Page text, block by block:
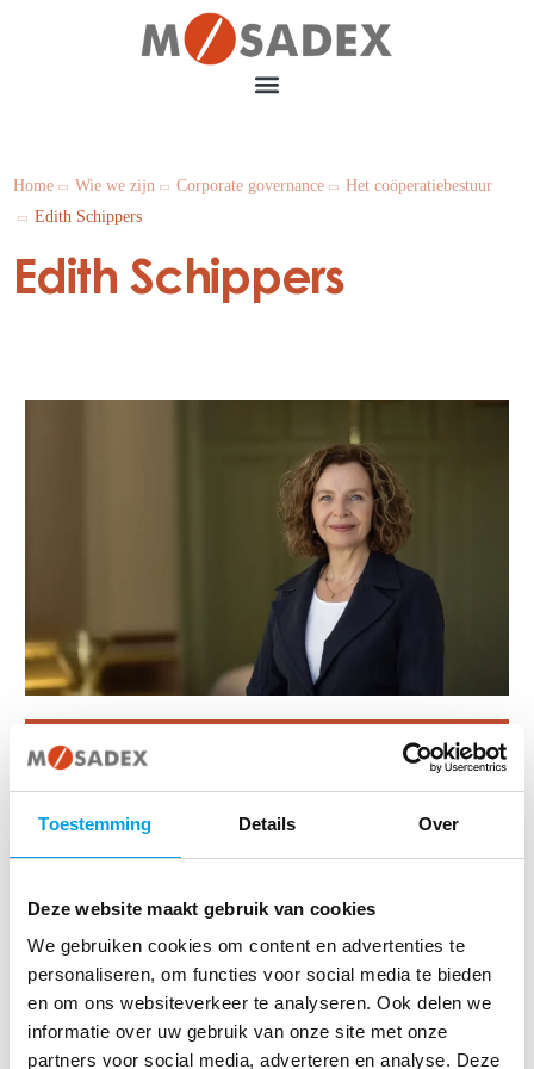
Toestemming Details Over
Deze website maakt gebruik van cookies
We gebruiken cookies om content en advertenties te
personaliseren, om functies voor social media te bieden
en om ons websiteverkeer te analyseren. Ook delen we
informatie over uw gebruik van onze site met onze
partners voor social media, adverteren en analyse. Deze
Home Wie we zijn Corporate governance
Het coöperatiebestuur
Edith Schippers
Edith Schippers
bestuurder Mosadex Holding
CEO Mosadex
Edith Schippers studeerde politicologie in Leiden. Ze heeft ruime